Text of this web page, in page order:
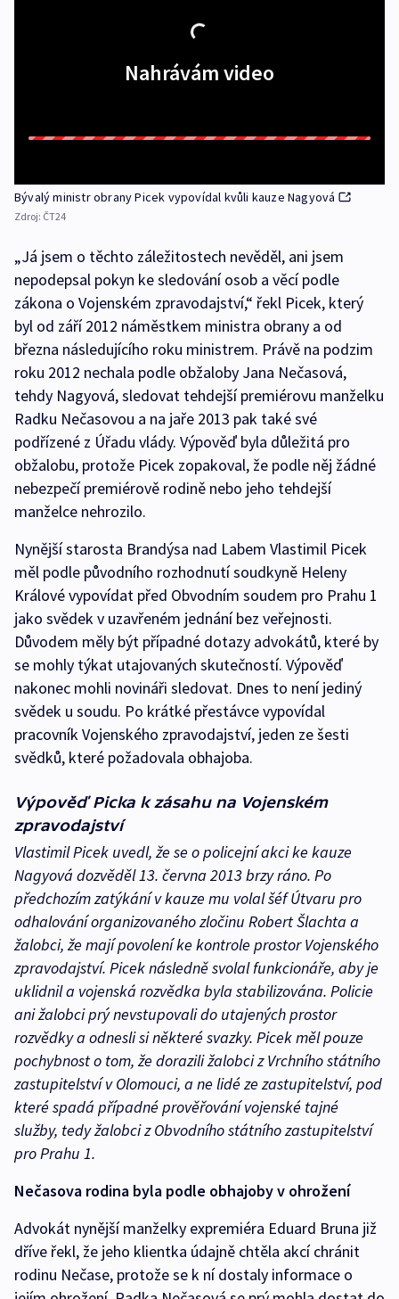
Nahrávám video
Bývalý ministr obrany Picek vypovídal kvůli kauze Nagyová
Zdroj: ČT24
„Já jsem o těchto záležitostech nevěděl, ani jsem
nepodepsal pokyn ke sledování osob a věcí podle
zákona o Vojenském zpravodajství,“ řekl Picek, který
byl od září 2012 náměstkem ministra obrany a od
března následujícího roku ministrem. Právě na podzim
roku 2012 nechala podle obžaloby Jana Nečasová,
tehdy Nagyová, sledovat tehdejší premiérovu manželku
Radku Nečasovou a na jaře 2013 pak také své
podřízené z Úřadu vlády. Výpověď byla důležitá pro
obžalobu, protože Picek zopakoval, že podle něj žádné
nebezpečí premiérově rodině nebo jeho tehdejší
manželce nehrozilo.
Nynější starosta Brandýsa nad Labem Vlastimil Picek
měl podle původního rozhodnutí soudkyně Heleny
Králové vypovídat před Obvodním soudem pro Prahu 1
jako svědek v uzavřeném jednání bez veřejnosti.
Důvodem měly být případné dotazy advokátů, které by
se mohly týkat utajovaných skutečností. Výpověď
nakonec mohli novináři sledovat. Dnes to není jediný
svědek u soudu. Po krátké přestávce vypovídal
pracovník Vojenského zpravodajství, jeden ze šesti
svědků, které požadovala obhajoba.
Výpověď Picka k zásahu na Vojenském
zpravodajství
Vlastimil Picek uvedl, že se o policejní akci ke kauze
Nagyová dozvěděl 13. června 2013 brzy ráno. Po
předchozím zatýkání v kauze mu volal šéf Útvaru pro
odhalování organizovaného zločinu Robert Šlachta a
žalobci, že mají povolení ke kontrole prostor Vojenského
zpravodajství. Picek následně svolal funkcionáře, aby je
uklidnil a vojenská rozvědka byla stabilizována. Policie
ani žalobci prý nevstupovali do utajených prostor
rozvědky a odnesli si některé svazky. Picek měl pouze
pochybnost o tom, že dorazili žalobci z Vrchního státního
zastupitelství v Olomouci, a ne lidé ze zastupitelství, pod
které spadá případné prověřování vojenské tajné
služby, tedy žalobci z Obvodního státního zastupitelství
pro Prahu 1.
Nečasova rodina byla podle obhajoby v ohrožení
Advokát nynější manželky expremiéra Eduard Bruna již
dříve řekl, že jeho klientka údajně chtěla akcí chránit
rodinu Nečase, protože se k ní dostaly informace o